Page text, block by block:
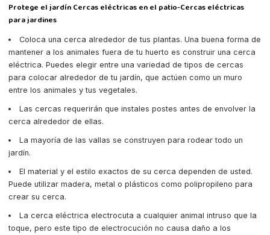
Protege el jardín Cercas eléctricas en el patio-Cercas eléctricas
para jardines
Coloca una cerca alrededor de tus plantas. Una buena forma de
mantener a los animales fuera de tu huerto es construir una cerca
eléctrica. Puedes elegir entre una variedad de tipos de cercas
para colocar alrededor de tu jardín, que actúen como un muro
entre los animales y tus vegetales.
Las cercas requerirán que instales postes antes de envolver la
cerca alrededor de ellas.
La mayoría de las vallas se construyen para rodear todo un
jardín.
El material y el estilo exactos de su cerca dependen de usted.
Puede utilizar madera, metal o plásticos como polipropileno para
crear su cerca.
La cerca eléctrica electrocuta a cualquier animal intruso que la
toque, pero este tipo de electrocución no causa daño a los